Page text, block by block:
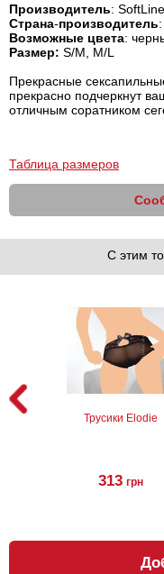
Производитель: SoftLine
Страна-производитель
Возможные цвета:
Размер: S/M, M/L
Прекрасные
прекрасно подчеркнут
отличным соратником
Таблица размеров
С этим
Трусики Elodie
313 грн